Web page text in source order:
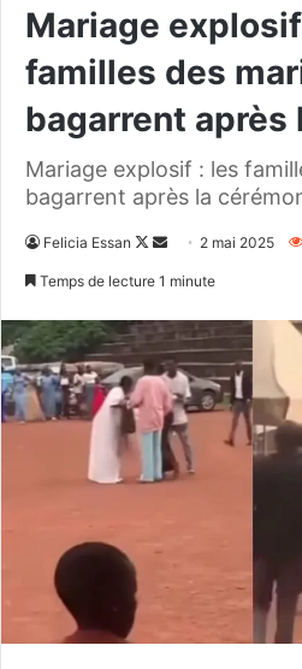
Mariage
familles des
bagarrent après
Mariage explosif : les
bagarrent après la
Felicia Essan
Follow
Envoyer2 mai 2025
Temps de lecture 1 minute